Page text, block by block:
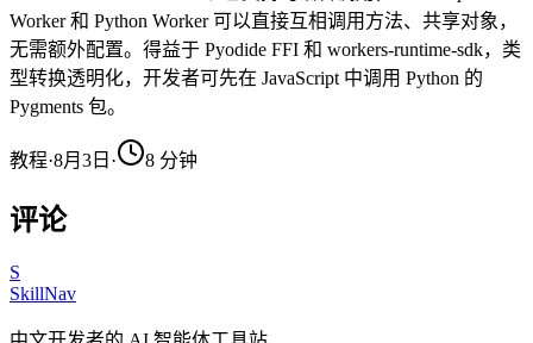
Worker 和 Python Worker 可以直接互相调用方法、共享对象，
无需额外配置。得益于 Pyodide FFI 和 workers-runtime-sdk，类
型转换透明化，开发者可先在 JavaScript 中调用 Python 的
Pygments 包。
教程·8月3日 · 8 分钟
评论
S
SkillNav